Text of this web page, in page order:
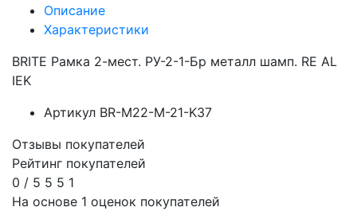
Описание
Характеристики
BRITE Рамка 2-мест. РУ-2-1-Бр металл шамп. RE AL
IEK
Артикул BR-M22-M-21-K37
Отзывы покупателей
Рейтинг покупателей
0 / 5 5 5 1
На основе 1 оценок покупателей